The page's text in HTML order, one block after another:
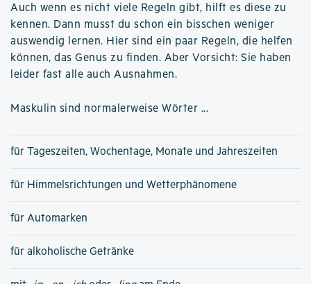
Auch wenn es nicht viele Regeln gibt, hilft es diese zu
kennen. Dann musst du schon ein bisschen weniger
auswendig lernen. Hier sind ein paar Regeln, die helfen
können, das Genus zu finden. Aber Vorsicht: Sie haben
leider fast alle auch Ausnahmen.
Maskulin sind normalerweise Wörter ...
für Tageszeiten, Wochentage, Monate und Jahreszeiten
für Himmelsrichtungen und Wetterphänomene
für Automarken
für alkoholische Getränke